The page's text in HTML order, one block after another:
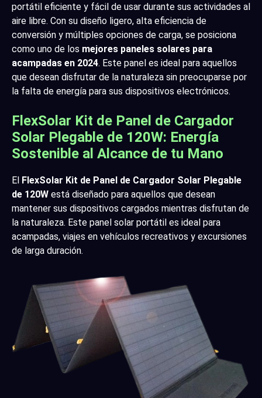
portátil eficiente y fácil de usar durante sus actividades al
aire libre. Con su diseño ligero, alta eficiencia de
conversión y múltiples opciones de carga, se posiciona
como uno de los mejores paneles solares para
acampadas en 2024. Este panel es ideal para aquellos
que desean disfrutar de la naturaleza sin preocuparse por
la falta de energía para sus dispositivos electrónicos.
FlexSolar Kit de Panel de Cargador
Solar Plegable de 120W: Energía
Sostenible al Alcance de tu Mano
El FlexSolar Kit de Panel de Cargador Solar Plegable
de 120W está diseñado para aquellos que desean
mantener sus dispositivos cargados mientras disfrutan de
la naturaleza. Este panel solar portátil es ideal para
acampadas, viajes en vehículos recreativos y excursiones
de larga duración.